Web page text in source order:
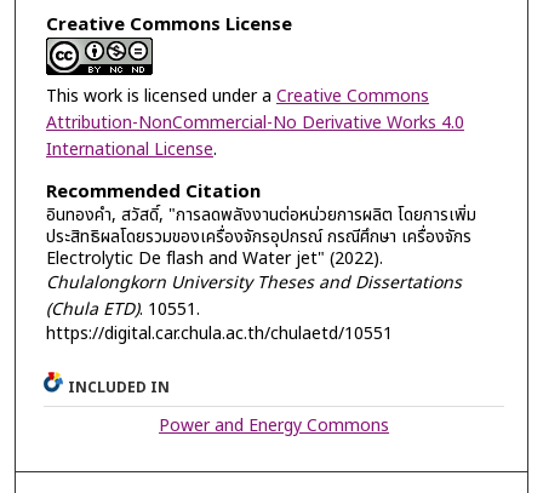
Creative Commons License
This work is licensed under a Creative Commons
Attribution-NonCommercial-No Derivative Works 4.0
International License.
Recommended Citation
อินทองคำ, สวัสดิ์, "การลดพลังงานต่อหน่วยการผลิต โดยการเพิ่ม
ประสิทธิผลโดยรวมของเครื่องจักรอุปกรณ์ กรณีศึกษา เครื่องจักร
Electrolytic De flash and Water jet" (2022).
Chulalongkorn University Theses and Dissertations
(Chula ETD). 10551.
https://digital.car.chula.ac.th/chulaetd/10551
INCLUDED IN
Power and Energy Commons